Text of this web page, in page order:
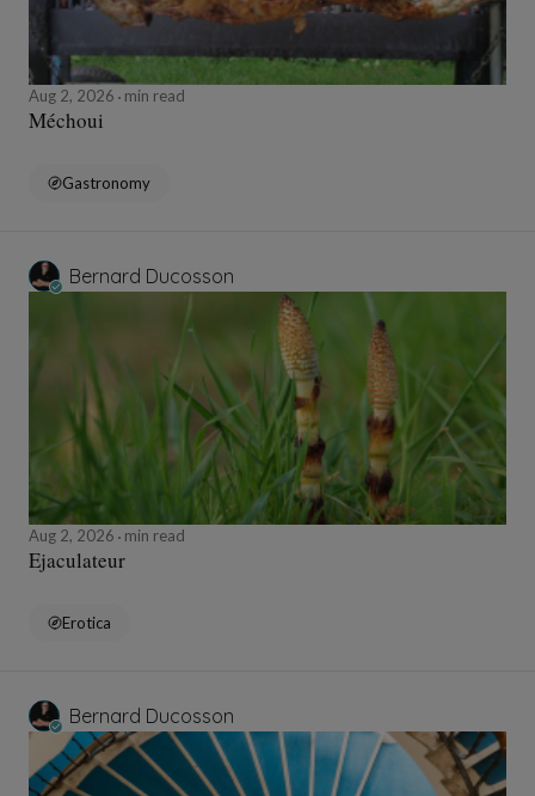
Aug 2, 2026 min read
Méchoui
Gastronomy
Bernard Ducosson
Aug 2, 2026 min read
Ejaculateur
Erotica
Bernard Ducosson